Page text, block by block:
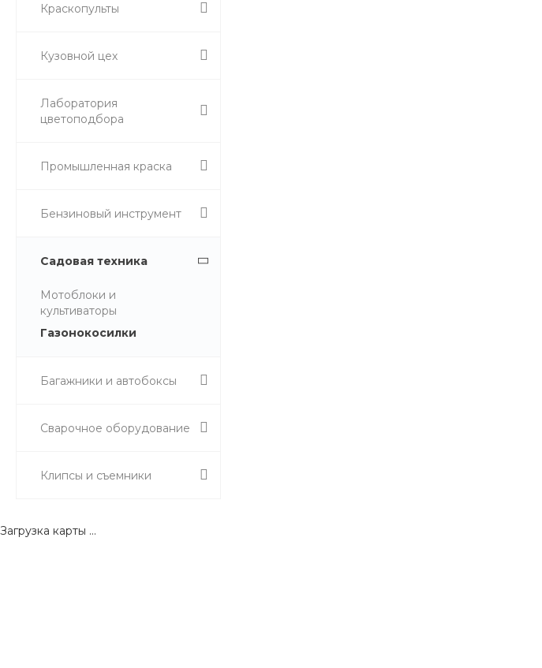
Краскопульты
Кузовной цех
Лаборатория
цветоподбора
Промышленная краска
Бензиновый инструмент
Садовая техника
Мотоблоки и
культиваторы
Газонокосилки
Багажники и автобоксы
Сварочное оборудование
Клипсы и съемники
Загрузка карты ...